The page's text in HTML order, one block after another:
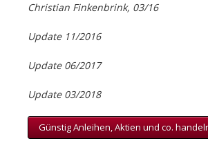
Christian Finkenbrink, 03/16
Update 11/2016
Update 06/2017
Update 03/2018
Günstig Anleihen, Aktien und co.